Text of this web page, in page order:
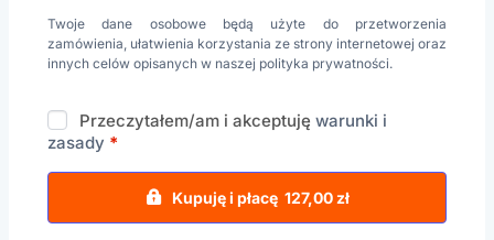
Twoje dane osobowe będą użyte do przetworzenia
zamówienia, ułatwienia korzystania ze strony internetowej oraz
innych celów opisanych w naszej polityka prywatności.
Przeczytałem/am i akceptuję warunki i
zasady *
Kupuję i płacę 127,00 zł